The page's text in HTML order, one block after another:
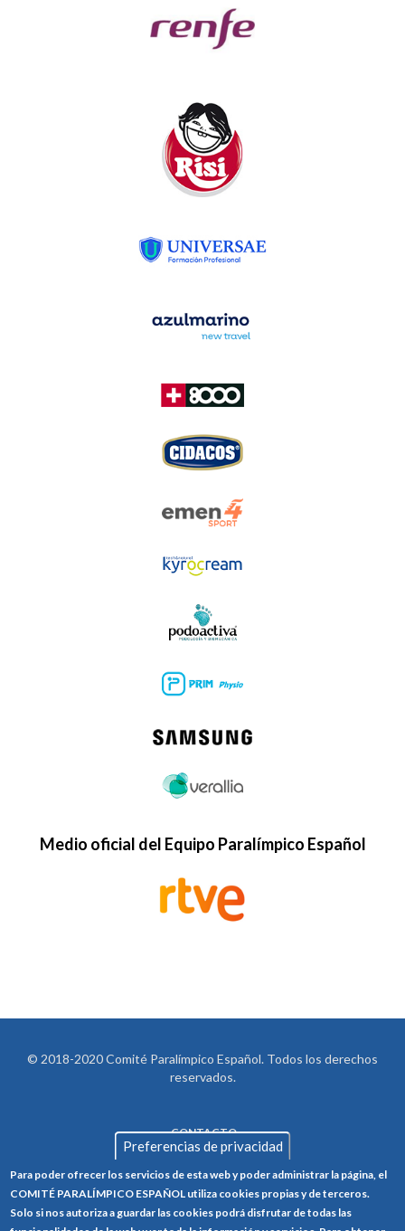
Medio oficial del Equipo Paralímpico Español
© 2018-2020 Comité Paralímpico Español. Todos los derechos
reservados.
FOOTER
CONTACTO
POLÍTICA DE PRIVACIDAD
POLÍTICA DE COOKIES
Preferencias de privacidad
Para poder ofrecer los servicios de esta web y poder administrar la página, el
COMITÉ PARALÍMPICO ESPAÑOL utiliza cookies propias y de terceros.
Solo si nos autoriza a guardar las cookies podrá disfrutar de todas las